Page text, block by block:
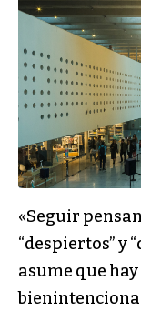
«Seguir
“despiertos” y
asume que